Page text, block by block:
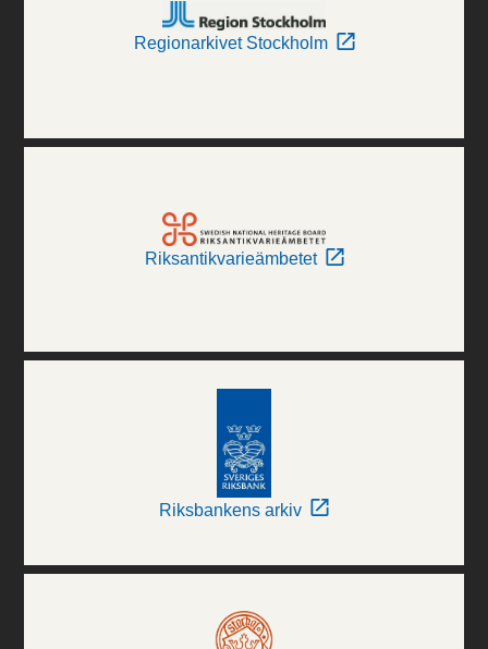
Regionarkivet Stockholm
Riksantikvarieämbetet
Riksbankens arkiv